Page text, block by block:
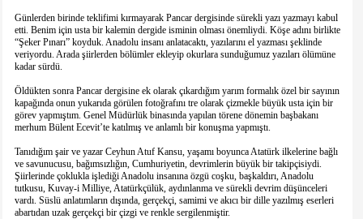
Günlerden birinde teklifimi kırmayarak Pancar dergisinde sürekli yazı yazmayı kabul
etti. Benim için usta bir kalemin dergide isminin olması önemliydi. Köşe adını birlikte
“Şeker Pınarı” koyduk. Anadolu insanı anlatacaktı, yazılarını el yazması şeklinde
veriyordu. Arada şiirlerden bölümler ekleyip okurlara sunduğumuz yazıları ölümüne
kadar sürdü.
Öldükten sonra Pancar dergisine ek olarak çıkardığım yarım formalık özel bir sayının
kapağında onun yukarıda görülen fotoğrafını tre olarak çizmekle büyük usta için bir
görev yapmıştım. Genel Müdürlük binasında yapılan törene dönemin başbakanı
merhum Bülent Ecevit’te katılmış ve anlamlı bir konuşma yapmıştı.
Tanıdığım şair ve yazar Ceyhun Atuf Kansu, yaşamı boyunca Atatürk ilkelerine bağlı
ve savunucusu, bağımsızlığın, Cumhuriyetin, devrimlerin büyük bir takipçisiydi.
Şiirlerinde çoklukla işlediği Anadolu insanına özgü coşku, başkaldırı, Anadolu
tutkusu, Kuvay-i Milliye, Atatürkçülük, aydınlanma ve sürekli devrim düşünceleri
vardı. Süslü anlatımların dışında, gerçekçi, samimi ve akıcı bir dille yazılmış eserleri
abartıdan uzak gerçekçi bir çizgi ve renkle sergilenmiştir.